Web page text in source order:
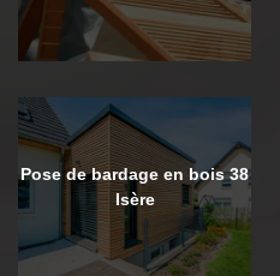
Pose de bardage en bois 38
Isère